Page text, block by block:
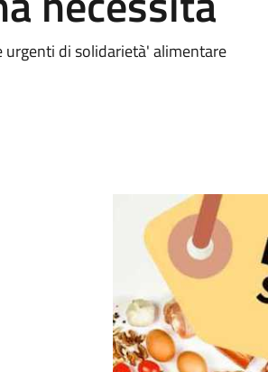
di solidarietà' alimentare